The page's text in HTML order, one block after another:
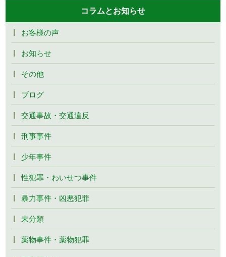
コラムとお知らせ
お客様の声
お知らせ
その他
ブログ
交通事故・交通違反
刑事事件
少年事件
性犯罪・わいせつ事件
暴力事件・凶悪犯罪
未分類
薬物事件・薬物犯罪